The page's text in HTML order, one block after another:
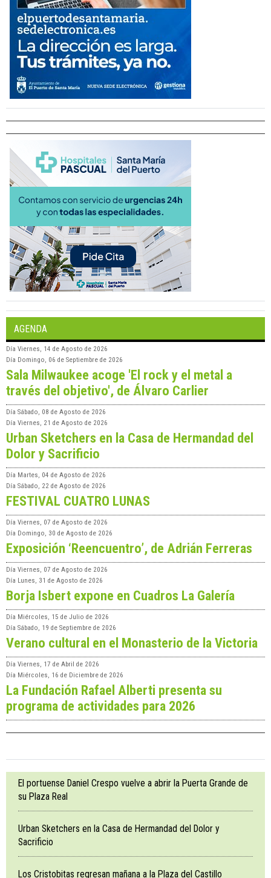
AGENDA
Día Viernes, 14 de Agosto de 2026
Día Domingo, 06 de Septiembre de 2026
Sala Milwaukee acoge 'El rock y el metal a
través del objetivo', de Álvaro Carlier
Día Sábado, 08 de Agosto de 2026
Día Viernes, 21 de Agosto de 2026
Urban Sketchers en la Casa de Hermandad del
Dolor y Sacrificio
Día Martes, 04 de Agosto de 2026
Día Sábado, 22 de Agosto de 2026
FESTIVAL CUATRO LUNAS
Día Viernes, 07 de Agosto de 2026
Día Domingo, 30 de Agosto de 2026
Exposición ‘Reencuentro’, de Adrián Ferreras
Día Viernes, 07 de Agosto de 2026
Día Lunes, 31 de Agosto de 2026
Borja Isbert expone en Cuadros La Galería
Día Miércoles, 15 de Julio de 2026
Día Sábado, 19 de Septiembre de 2026
Verano cultural en el Monasterio de la Victoria
Día Viernes, 17 de Abril de 2026
Día Miércoles, 16 de Diciembre de 2026
La Fundación Rafael Alberti presenta su
programa de actividades para 2026
El portuense Daniel Crespo vuelve a abrir la Puerta Grande de
su Plaza Real
Urban Sketchers en la Casa de Hermandad del Dolor y
Sacrificio
Los Cristobitas regresan mañana a la Plaza del Castillo